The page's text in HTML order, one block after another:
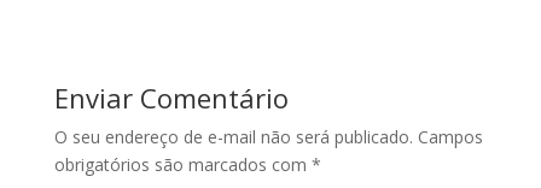
Enviar Comentário
O seu endereço de e-mail não será publicado. Campos
obrigatórios são marcados com *